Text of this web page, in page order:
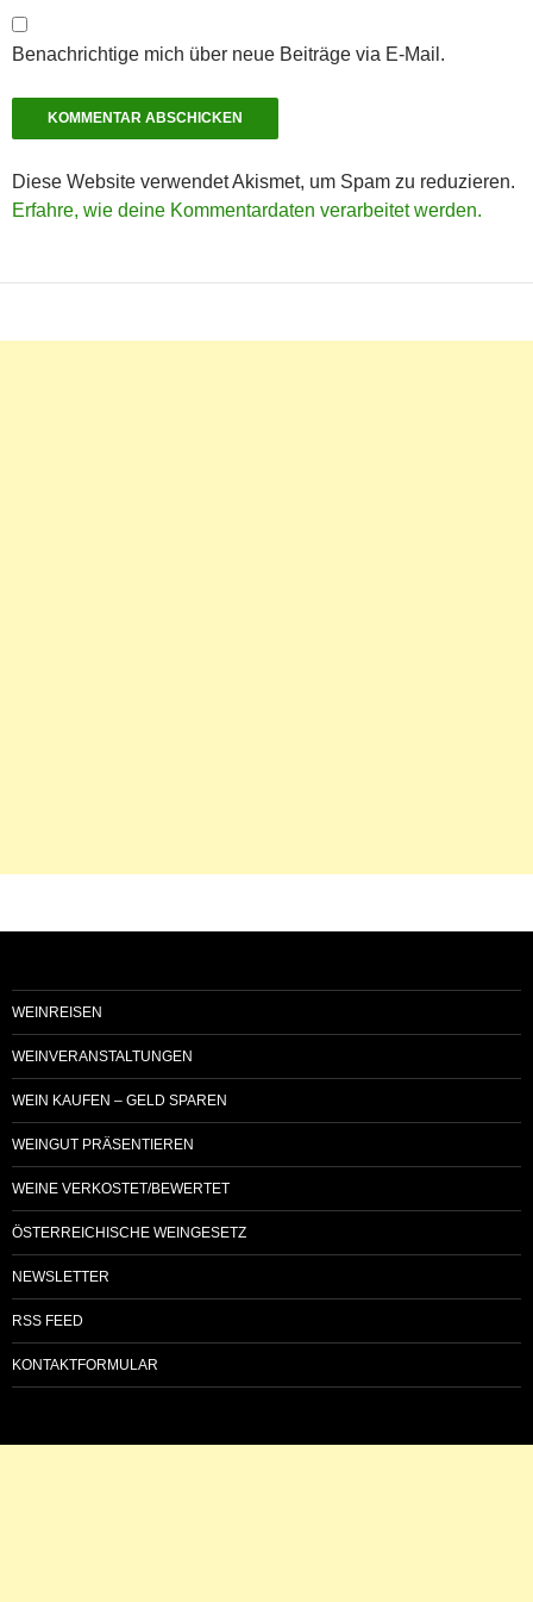
Benachrichtige mich über neue Beiträge via E-Mail.
Diese Website verwendet Akismet, um Spam zu reduzieren.
Erfahre, wie deine Kommentardaten verarbeitet werden.
WEINREISEN
WEINVERANSTALTUNGEN
WEIN KAUFEN – GELD SPAREN
WEINGUT PRÄSENTIEREN
WEINE VERKOSTET/BEWERTET
ÖSTERREICHISCHE WEINGESETZ
NEWSLETTER
RSS FEED
KONTAKTFORMULAR